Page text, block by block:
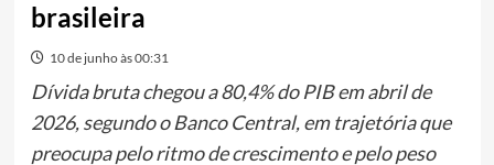
brasileira
10 de junho às 00:31
Dívida bruta chegou a 80,4% do PIB em abril de
2026, segundo o Banco Central, em trajetória que
preocupa pelo ritmo de crescimento e pelo peso